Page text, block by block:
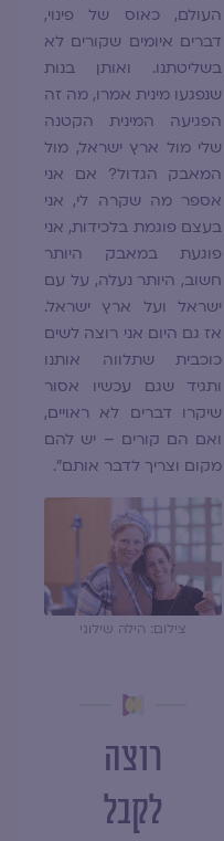
העולם, כאוס של פינוי,
דברים איומים שקורים לא
בשליטתנו. ואותן בנות
שנפגעו מינית אמרו, מה זה
הפגיעה המינית הקטנה
שלי מול ארץ ישראל, מול
המאבק הגדול? אם אני
אספר מה שקרה לי, אני
בעצם פוגמת בלכידות, אני
פוגעת במאבק היותר
חשוב, היותר נעלה, על עם
ישראל ועל ארץ ישראל.
אז גם היום אני רוצה לשים
כוכבית שתלווה אותנו
ותגיד שגם עכשיו אסור
שיקרו דברים לא ראויים,
ואם הם קורים – יש להם
מקום וצריך לדבר אותם".
צילום: הילה שילוני
רוצה
לקבל